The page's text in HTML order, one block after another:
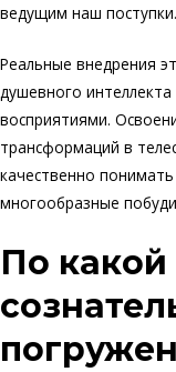
ведущим наш поступки.
Реальные внедрения
душевного
восприятиями.
трансформаций в
качественно
многообразные
По